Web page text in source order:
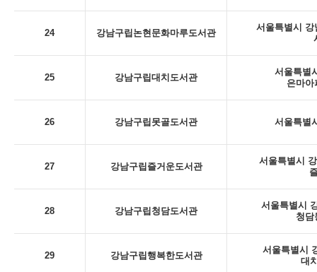
24 강남구립논현문화마루도서관
서울특별시 강
25 강남구립대치도서관
서울특별
은마아
26 강남구립못골도서관 서울특별
27 강남구립즐거운도서관
서울특별시
28 강남구립청담도서관
서울특별시
청담
29 강남구립행복한도서관
서울특별시
대